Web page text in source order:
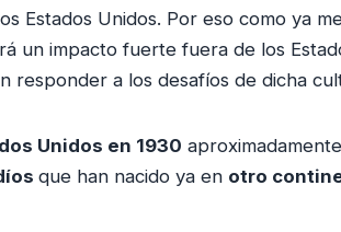
Estados Unidos. Por eso como ya
un impacto fuerte fuera de los
responder a los desafíos de dicha
Unidos en 1930
que han nacido ya en otro